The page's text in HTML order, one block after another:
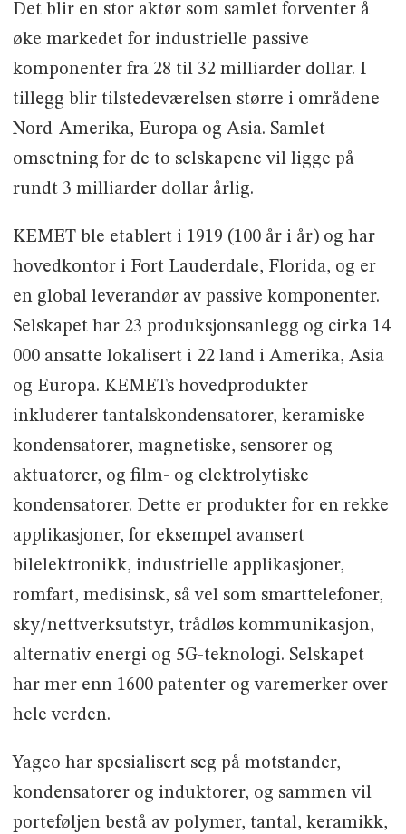
Det blir en stor aktør som samlet forventer å
øke markedet for industrielle passive
komponenter fra 28 til 32 milliarder dollar. I
tillegg blir tilstedeværelsen større i områdene
Nord-Amerika, Europa og Asia. Samlet
omsetning for de to selskapene vil ligge på
rundt 3 milliarder dollar årlig.
KEMET ble etablert i 1919 (100 år i år) og har
hovedkontor i Fort Lauderdale, Florida, og er
en global leverandør av passive komponenter.
Selskapet har 23 produksjonsanlegg og cirka 14
000 ansatte lokalisert i 22 land i Amerika, Asia
og Europa. KEMETs hovedprodukter
inkluderer tantalskondensatorer, keramiske
kondensatorer, magnetiske, sensorer og
aktuatorer, og film- og elektrolytiske
kondensatorer. Dette er produkter for en rekke
applikasjoner, for eksempel avansert
bilelektronikk, industrielle applikasjoner,
romfart, medisinsk, så vel som smarttelefoner,
sky/nettverksutstyr, trådløs kommunikasjon,
alternativ energi og 5G-teknologi. Selskapet
har mer enn 1600 patenter og varemerker over
hele verden.
Yageo har spesialisert seg på motstander,
kondensatorer og induktorer, og sammen vil
porteføljen bestå av polymer, tantal, keramikk,